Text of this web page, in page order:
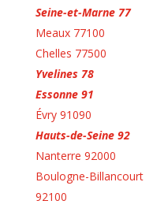
Seine-et-Marne 77
Meaux 77100
Chelles 77500
Yvelines 78
Essonne 91
Évry 91090
Hauts-de-Seine 92
Nanterre 92000
Boulogne-Billancourt
92100